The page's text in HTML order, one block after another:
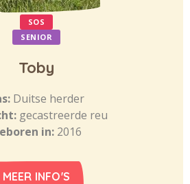
SOS
SENIOR
Toby
Duitse herder
gecastreerde reu
in: 2016
MEER INFO'S